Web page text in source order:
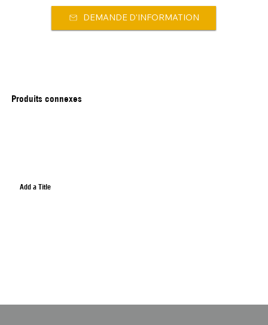
DEMANDE D'INFORMATION
Produits connexes
Add a Title